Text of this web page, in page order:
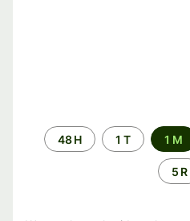
Time
period
48 H 1 T 1 M
5 R